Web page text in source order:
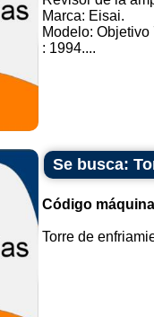
Marca: Eisai.
Modelo: Objetivo
: 1994....
Se busca:
Código
Torre de